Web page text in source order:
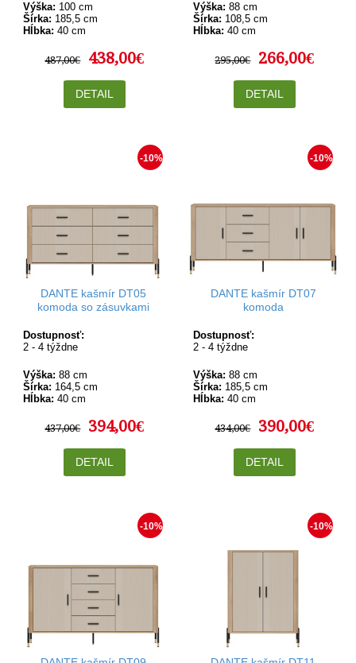
Výška: 100 cm
Šírka: 185,5 cm
Hĺbka: 40 cm
487,00€ 438,00€
DETAIL
Výška: 88 cm
Šírka: 108,5 cm
Hĺbka: 40 cm
295,00€ 266,00€
DETAIL
-10%
DANTE kašmír DT05
komoda so zásuvkami
Dostupnosť:
2 - 4 týždne
Výška: 88 cm
Šírka: 164,5 cm
Hĺbka: 40 cm
437,00€ 394,00€
DETAIL
-10%
DANTE kašmír DT07
komoda
Dostupnosť:
2 - 4 týždne
Výška: 88 cm
Šírka: 185,5 cm
Hĺbka: 40 cm
434,00€ 390,00€
DETAIL
-10% -10%